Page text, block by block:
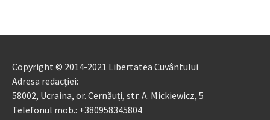
Copyright © 2014-2021 Libertatea Cuvântului
Adresa redacției:
58002, Ucraina, or. Cernăuți, str. A. Mickiewicz, 5
Telefonul mob.: +380958345804